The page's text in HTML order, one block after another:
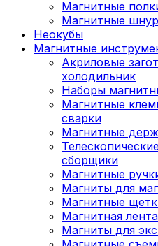
Магнитные
Магнитные
Неокубы
Магнитные
Акриловые
холодильник
Наборы
Магнитные
сварки
Магнитные
сборщики
Магнитные
Магниты для
Магнитные
Магнитная лента
Магниты для